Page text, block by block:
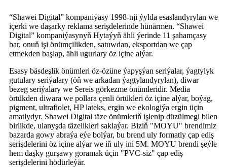
“Shawei Digital” kompaniýasy 1998-nji ýylda esaslandyrylan we
içerki we daşarky reklama serişdelerinde hünärmen. “Shawei
Digital” kompaniýasynyň Hytaýyň ähli ýerinde 11 şahamçasy
bar, onuň işi önümçilikden, satuwdan, eksportdan we çap
etmekden başlap, ähli ugurlary öz içine alýar.
Esasy bäsdeşlik önümleri öz-özüne ýapyşýan seriýalar, ýagtylyk
gutulary seriýalary (öň we arkadan ýagtylandyrylan), diwar
bezeg seriýalary we Sereis görkezme önümleridir. Media
örtükden diwara we pollara çenli örtükleri öz içine alýar, boýag,
pigment, ultrafiolet, HP lateks, ergin we ekologiýa ergin üçin
amatlydyr. Shawei Digital täze önümleriň işlenip düzülmegi bilen
birlikde, ulanyşda täzelikleri saklaýar. Biziň "MOYU" brendimiz
bazarda gowy abraýa eýe bolýar, bu brend uly formatly çap ediş
serişdelerini öz içine alýar we iň uly ini 5M. MOYU brendi şeýle
hem daşky gurşawy goramak üçin "PVC-siz" çap ediş
serişdelerini hödürleýär.